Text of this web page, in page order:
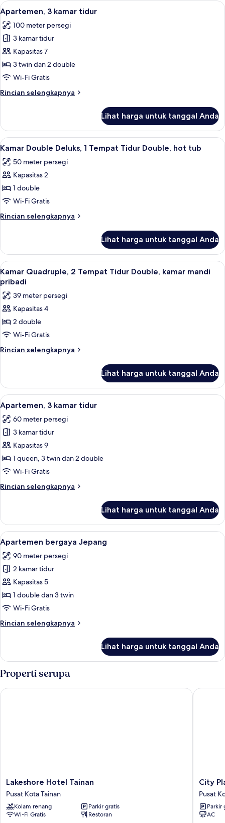
Standar,
Tempat
Tidur
Double
Lihat
semua
foto
untuk
Apartemen,
3
kamar
Apartemen, 3 kamar tidur | Seprai
19
Apartemen, 3 kamar tidur
100 meter persegi
3 kamar tidur
Kapasitas 7
3 twin dan 2 double
Wi-Fi Gratis
Rincian selengkapnya
Rincian
Apartemen,
kamar
Lihat harga untuk tanggal Anda
Lihat
semua
foto
untuk
Kamar
Double
Deluks,
1
Tidur
Double,
hot
tub
Kamar Double Deluks, 1 Tempat
17
Kamar Double Deluks, 1 Tempat Tidur Double, hot tub
50 meter persegi
Kapasitas 2
1 double
Wi-Fi Gratis
Rincian selengkapnya
Rincian
Kamar
Double
Deluks,
1
Tempat
Tidur
Double,
tub
Lihat harga untuk tanggal Anda
Lihat
semua
foto
untuk
Kamar
Quadruple,
2
Tempat
kamar
mandi
pribadi
Seprai premium, meja kerja, kedap
9
Kamar Quadruple, 2 Tempat Tidur Double, kamar mandi
pribadi
39 meter persegi
Kapasitas 4
2 double
Wi-Fi Gratis
Rincian selengkapnya
Rincian
Kamar
Quadruple,
2
Tempat
Tidur
Double,
kamar
mandi
pribadi
Lihat harga untuk tanggal Anda
Lihat
semua
foto
untuk
Apartemen,
3
kamar
Seprai premium, meja kerja, kedap
13
Apartemen, 3 kamar tidur
60 meter persegi
3 kamar tidur
Kapasitas 9
1 queen, 3 twin dan 2 double
Wi-Fi Gratis
Rincian selengkapnya
Rincian
Apartemen,
kamar
tidur
Lihat harga untuk tanggal Anda
Lihat
semua
foto
untuk
Apartemen
bergaya
Jepang
Apartemen bergaya Jepang |
14
Apartemen bergaya Jepang
90 meter persegi
2 kamar tidur
Kapasitas 5
1 double dan 3 twin
Wi-Fi Gratis
Rincian selengkapnya
Rincian
Apartemen
bergaya
Jepang
Lihat harga untuk tanggal Anda
Properti serupa
Lakeshore
Hotel
Tainan
Pusat
Kota
Lakeshore Hotel Tainan
Pusat Kota Tainan
Kolam renang
Parkir gratis
Wi-Fi Gratis
Restoran
Lakeshore Hotel Tainan
City
Place
Hotel
Pusat
Kota
City
Pusat
Parkir
AC
City